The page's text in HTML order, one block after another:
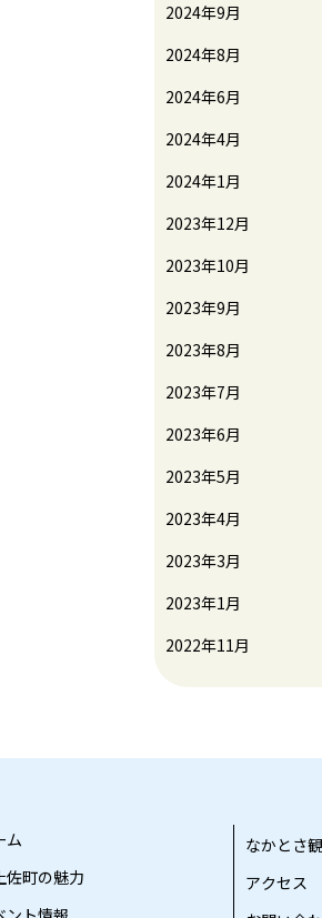
2024年9月
2024年8月
2024年6月
2024年4月
2024年1月
2023年12月
2023年10月
2023年9月
2023年8月
2023年7月
2023年6月
2023年5月
2023年4月
2023年3月
2023年1月
2022年11月
ム
佐町の魅力
なかとさ
アクセス